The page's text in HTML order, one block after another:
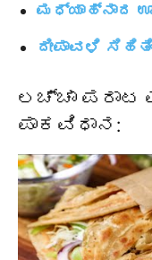
ಮಧ್ಯಾಹ್ನಾದ
ದೀಪಾವಳಿ
ಲಚ್ಚಾ ಪರಾಟ
ಪಾಕವಿಧಾನ: